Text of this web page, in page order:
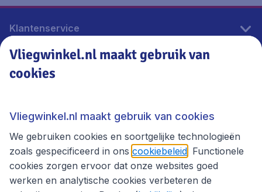
Klantenservice
Vliegwinkel.nl
Thema's
Vliegwinkel.nl maakt gebruik van
cookies
Vliegwinkel.nl maakt gebruik van cookies
We gebruiken cookies en soortgelijke technologieën
zoals gespecificeerd in ons cookiebeleid . Functionele
cookies zorgen ervoor dat onze websites goed
werken en analytische cookies verbeteren de